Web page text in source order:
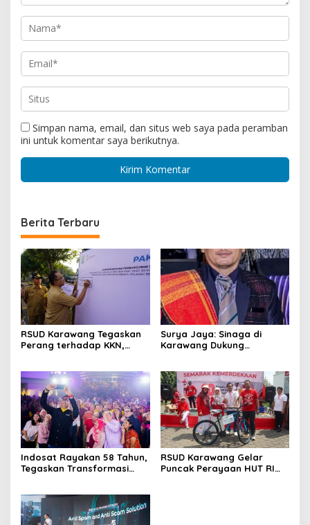
Simpan nama, email, dan situs web saya pada peramban
ini untuk komentar saya berikutnya.
Berita Terbaru
RSUD Karawang Tegaskan
Perang terhadap KKN,
Surya Jaya: Sinaga di
Karawang Dukung
Indosat Rayakan 58 Tahun,
Tegaskan Transformasi
RSUD Karawang Gelar
Puncak Perayaan HUT RI